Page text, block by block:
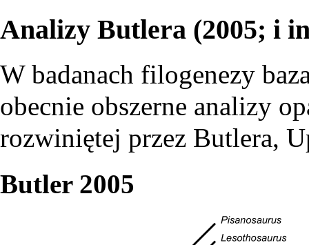
Analizy Butlera (2005; i
W badanach filogenezy
obecnie obszerne analizy
rozwiniętej przez Butlera,
Butler 2005